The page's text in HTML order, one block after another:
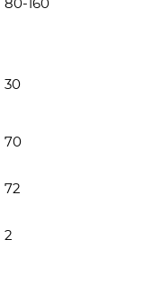
30
70
72
2